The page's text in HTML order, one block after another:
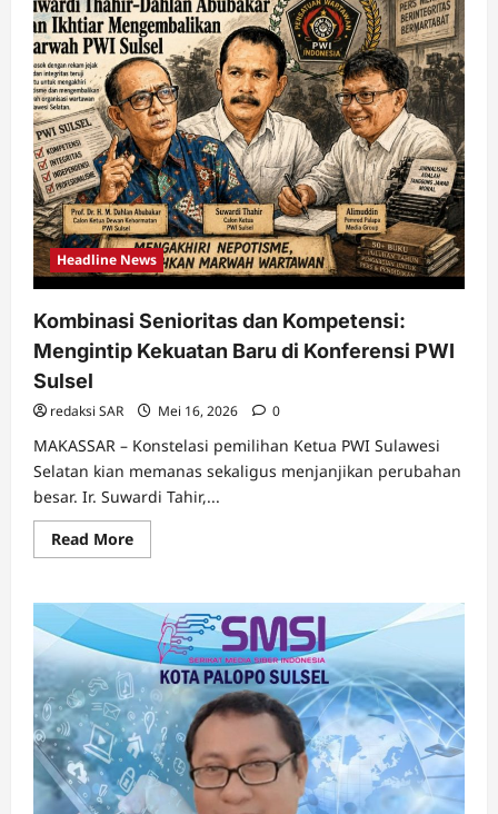
Headline News
Kombinasi Senioritas dan Kompetensi:
Mengintip Kekuatan Baru di Konferensi PWI
Sulsel
redaksi SAR Mei 16, 2026 0
MAKASSAR – Konstelasi pemilihan Ketua PWI Sulawesi
Selatan kian memanas sekaligus menjanjikan perubahan
besar. Ir. Suwardi Tahir,...
Read More